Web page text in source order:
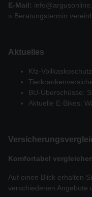
E-Mail:
» Beratungstermin
Aktuelles
Kfz-
BU-Überschüsse:
Aktuelle E-Bikes:
Komfortabel
Auf einen Blick erhalten
verschiedenen Angebote